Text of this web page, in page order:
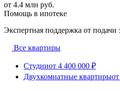
от 4.4 млн руб.
Помощь в ипотеке
Экспертная поддержка от подачи
Все квартиры
Студииот 4 400 000 ₽
Двухкомнатные квартиры